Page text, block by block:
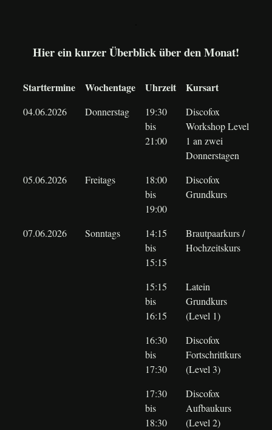
Hier ein kurzer Überblick über den Monat!
Starttermine Wochentage Uhrzeit Kursart
04.06.2026 Donnerstag
19:30
bis
21:00
Discofox
Workshop Level
1 an zwei
Donnerstagen
05.06.2026
Freitags
18:00
bis
19:00
Discofox
Grundkurs
07.06.2026 Sonntags
14:15
bis
15:15
Brautpaarkurs /
Hochzeitskurs
15:15
bis
16:15
Latein
Grundkurs
(Level 1)
16:30
bis
17:30
Discofox
Fortschrittkurs
(Level 3)
17:30
bis
18:30
Discofox
Aufbaukurs
(Level 2)